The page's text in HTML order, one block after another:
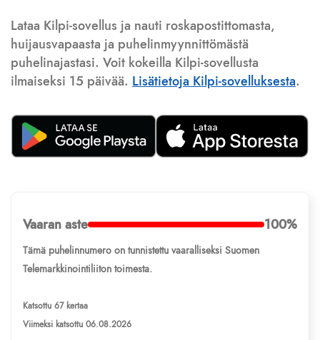
Lataa Kilpi-sovellus ja nauti roskapostittomasta,
huijausvapaasta ja puhelinmyynnittömästä
puhelinajastasi. Voit kokeilla Kilpi-sovellusta
ilmaiseksi 15 päivää. Lisätietoja Kilpi-sovelluksesta.
Vaaran aste 100%
Tämä puhelinnumero on tunnistettu vaaralliseksi Suomen
Telemarkkinointiliiton toimesta.
Katsottu 67 kertaa
Viimeksi katsottu 06.08.2026